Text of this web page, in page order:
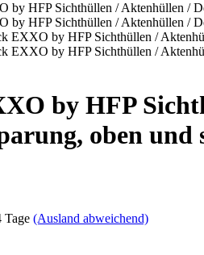
by HFP
oben
Tage (Ausland abweichend)